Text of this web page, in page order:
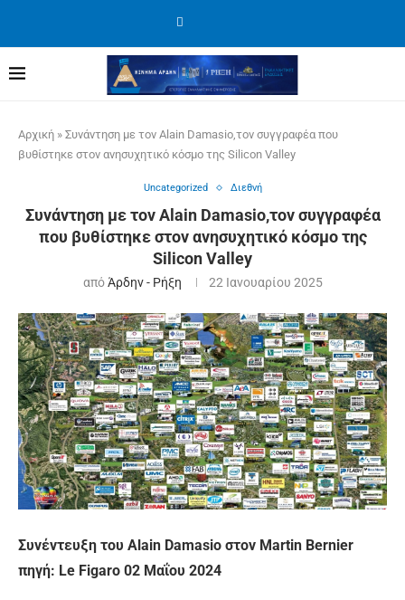
Αρχική » Συνάντηση με τον Alain Damasio,τον συγγραφέα που
βυθίστηκε στον ανησυχητικό κόσμο της Silicon Valley
Uncategorized Διεθνή
Συνάντηση με τον Alain Damasio,τον συγγραφέα
που βυθίστηκε στον ανησυχητικό κόσμο της
Silicon Valley
απόΆρδην - Ρήξη 22 Ιανουαρίου 2025
Συνέντευξη του Alain Damasio στον Martin Bernier
πηγή: Le Figaro 02 Μαΐου 2024